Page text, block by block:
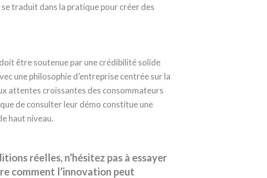
traduit dans la pratique pour créer des
être soutenue par une crédibilité solide
une philosophie d’entreprise centrée sur la
attentes croissantes des consommateurs
de consulter leur démo constitue une
haut niveau.
réelles, n’hésitez pas à essayer
comment l’innovation peut